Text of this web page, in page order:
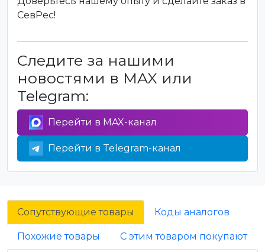
СевРес!
Следите за нашими
новостями в MAX или
Telegram:
Перейти в MAX-канал
Перейти в Telegram-канал
Сопутствующие товары Коды аналогов
Похожие товары С этим товаром покупают